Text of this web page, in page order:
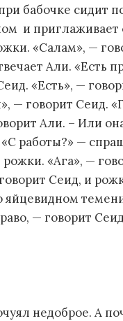
бабочке сидит
и приглаживает
«Салам», —
Али. «Есть
«Есть», —
— говорит Сеид.
Али. – Или
«С работы?» —
«Ага», —
Сеид, и
яйцевидном
— говорит
недоброе. А